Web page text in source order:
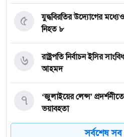
যুদ্ধবিরতির উদ্যোগের
নিহত ৮
৫
রাষ্ট্রপতি নির্বাচন ইসির
আহমদ
৬
‘জুলাইয়ের লেন্স’
ভয়াবহতা
৭
সর্বশেষ